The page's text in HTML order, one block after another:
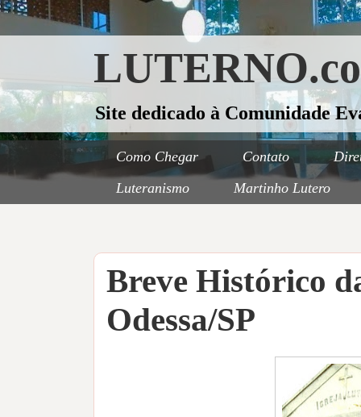
Site dedicado à Comunidade
Como Chegar Contato
Luteranismo
Martinho Lutero
Breve Histórico
Odessa/SP